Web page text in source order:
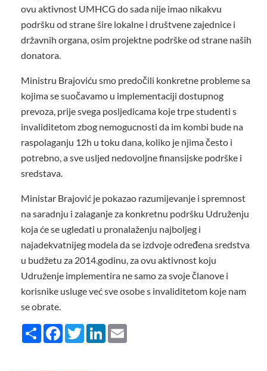
ovu aktivnost UMHCG do sada nije imao nikakvu
podršku od strane šire lokalne i društvene zajednice i
državnih organa, osim projektne podrške od strane naših
donatora.
Ministru Brajoviću smo predočili konkretne probleme sa
kojima se suočavamo u implementaciji dostupnog
prevoza, prije svega posljedicama koje trpe studenti s
invaliditetom zbog nemogucnosti da im kombi bude na
raspolaganju 12h u toku dana, koliko je njima često i
potrebno, a sve usljed nedovoljne finansijske podrške i
sredstava.
Ministar Brajović je pokazao razumijevanje i spremnost
na saradnju i zalaganje za konkretnu podršku Udruženju
koja će se ugledati u pronalaženju najboljeg i
najadekvatnijeg modela da se izdvoje određena sredstva
u budžetu za 2014.godinu, za ovu aktivnost koju
Udruženje implementira ne samo za svoje članove i
korisnike usluge već sve osobe s invaliditetom koje nam
se obrate.
Share FacebookTwitterLinkedIn